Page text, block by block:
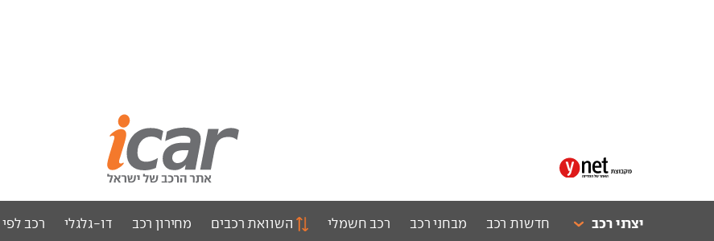
יצרני רכב חדשות רכב מבחני רכב רכב חשמלי השוואת רכבים מחירון רכב דו-גלגלי רכב